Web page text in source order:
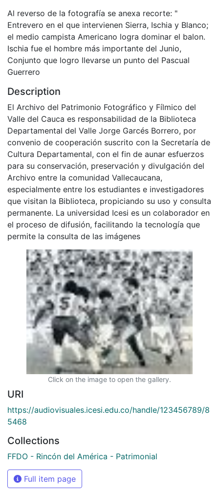
Al reverso de la fotografía se anexa recorte: "
Entrevero en el que intervienen Sierra, Ischia y Blanco;
el medio campista Americano logra dominar el balon.
Ischia fue el hombre más importante del Junio,
Conjunto que logro llevarse un punto del Pascual
Guerrero
Description
El Archivo del Patrimonio Fotográfico y Fílmico del
Valle del Cauca es responsabilidad de la Biblioteca
Departamental del Valle Jorge Garcés Borrero, por
convenio de cooperación suscrito con la Secretaría de
Cultura Departamental, con el fin de aunar esfuerzos
para su conservación, preservación y divulgación del
Archivo entre la comunidad Vallecaucana,
especialmente entre los estudiantes e investigadores
que visitan la Biblioteca, propiciando su uso y consulta
permanente. La universidad Icesi es un colaborador en
el proceso de difusión, facilitando la tecnología que
permite la consulta de las imágenes
Click on the image to open the gallery.
URI
https://audiovisuales.icesi.edu.co/handle/123456789/8
5468
Collections
FFDO - Rincón del América - Patrimonial
Full item page